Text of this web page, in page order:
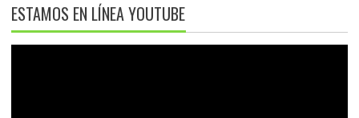
ESTAMOS EN LÍNEA YOUTUBE